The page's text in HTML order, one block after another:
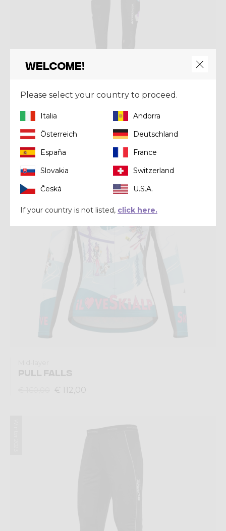
PANT FALLS
€ 160,00 € 112,00
PULL FALLS
€ 112,00
Welcome!
Please select your country to proceed.
Italia
Andorra
Österreich
Deutschland
España
France
Slovakia
Switzerland
Česká
U.S.A.
If your country is not listed, click here.